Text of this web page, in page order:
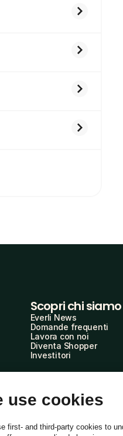
Scopri chi siamo
Everli News
Domande frequenti
Lavora con noi
Diventa Shopper
Investitori
use cookies
first- and third-party cookies to